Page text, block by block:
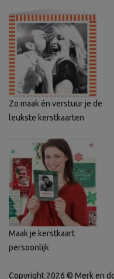
Zo maak én verstuur je de
leukste kerstkaarten
Maak je kerstkaart
persoonlijk
Copyright 2026 © Merk en